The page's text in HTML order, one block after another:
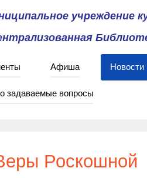
учреждение
Афиша Новости
задаваемые вопросы
Роскошной